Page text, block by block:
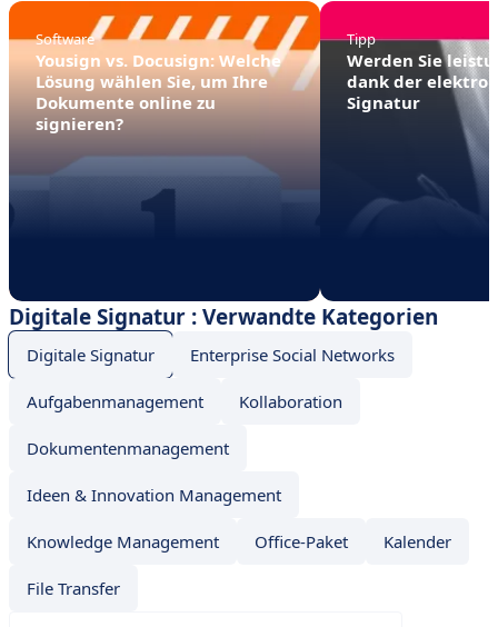
Software
Yousign vs. Docusign: Welche
Lösung wählen Sie, um Ihre
Dokumente online zu
signieren?
Tipp
Werden Sie
dank der
Signatur
Digitale Signatur : Verwandte Kategorien
Digitale Signatur Enterprise Social Networks
Aufgabenmanagement Kollaboration
Dokumentenmanagement
Ideen & Innovation Management
Knowledge Management Office-Paket Kalender
File Transfer